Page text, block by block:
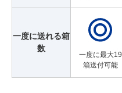
一度に送れる箱
数
一度に最大19
箱送付可能